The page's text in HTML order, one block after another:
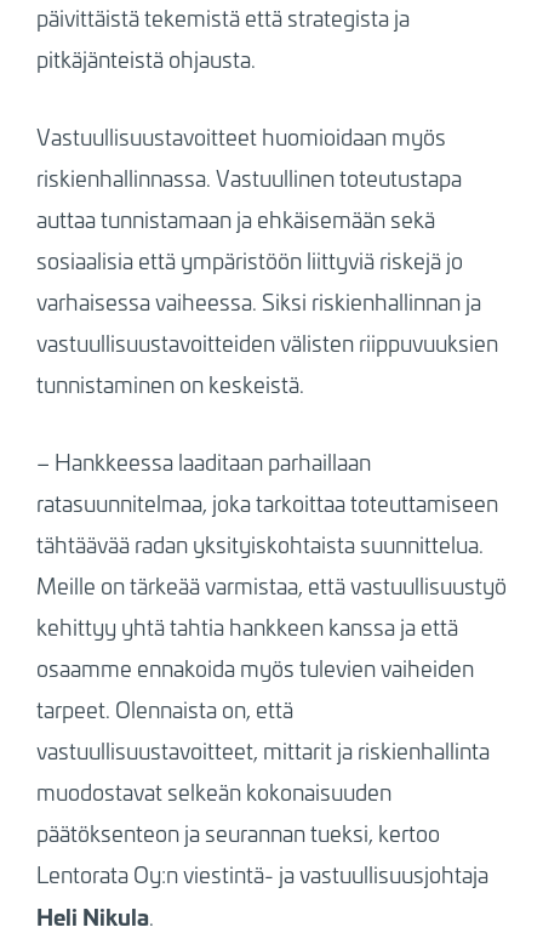
päivittäistä tekemistä että strategista ja
pitkäjänteistä ohjausta.
Vastuullisuustavoitteet huomioidaan myös
riskienhallinnassa. Vastuullinen toteutustapa
auttaa tunnistamaan ja ehkäisemään sekä
sosiaalisia että ympäristöön liittyviä riskejä jo
varhaisessa vaiheessa. Siksi riskienhallinnan ja
vastuullisuustavoitteiden välisten riippuvuuksien
tunnistaminen on keskeistä.
– Hankkeessa laaditaan parhaillaan
ratasuunnitelmaa, joka tarkoittaa toteuttamiseen
tähtäävää radan yksityiskohtaista suunnittelua.
Meille on tärkeää varmistaa, että vastuullisuustyö
kehittyy yhtä tahtia hankkeen kanssa ja että
osaamme ennakoida myös tulevien vaiheiden
tarpeet. Olennaista on, että
vastuullisuustavoitteet, mittarit ja riskienhallinta
muodostavat selkeän kokonaisuuden
päätöksenteon ja seurannan tueksi, kertoo
Lentorata Oy:n viestintä- ja vastuullisuusjohtaja
Heli Nikula.